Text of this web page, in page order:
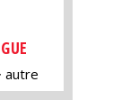
autre